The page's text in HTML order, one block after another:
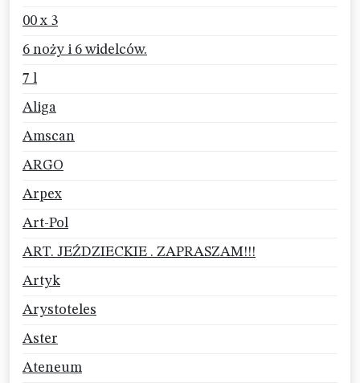
00 x 3
6 noży i 6 widelców.
7 l
Aliga
Amscan
ARGO
Arpex
Art-Pol
ART. JEŹDZIECKIE . ZAPRASZAM!!!
Artyk
Arystoteles
Aster
Ateneum